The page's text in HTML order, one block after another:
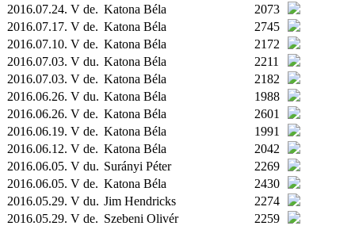
2016.07.24. V de. Katona Béla
2073
2016.07.17. V de. Katona Béla
2745
2016.07.10. V de. Katona Béla
2172
2016.07.03. V du. Katona Béla
2211
2016.07.03. V de. Katona Béla
2182
2016.06.26. V du. Katona Béla
1988
2016.06.26. V de. Katona Béla
2601
2016.06.19. V de. Katona Béla
1991
2016.06.12. V de. Katona Béla
2042
2016.06.05. V du. Surányi Péter
2269
2016.06.05. V de. Katona Béla
2430
2016.05.29. V du. Jim Hendricks
2274
2016.05.29. V de. Szebeni Olivér
2259